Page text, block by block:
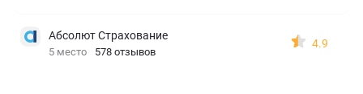
Абсолют Страхование
5 место 578 отзывов
4.9